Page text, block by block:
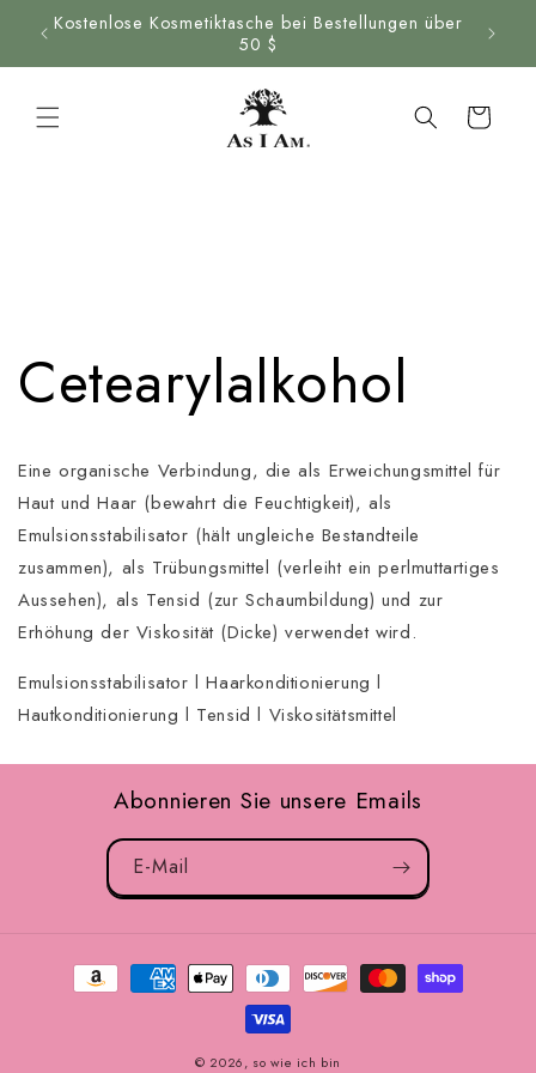
Inhalt
springen
Kostenlose Kosmetiktasche bei Bestellungen über
50 $
Wagen
Cetearylalkohol
Eine organische Verbindung, die als Erweichungsmittel für
Haut und Haar (bewahrt die Feuchtigkeit), als
Emulsionsstabilisator (hält ungleiche Bestandteile
zusammen), als Trübungsmittel (verleiht ein perlmuttartiges
Aussehen), als Tensid (zur Schaumbildung) und zur
Erhöhung der Viskosität (Dicke) verwendet wird.
Emulsionsstabilisator l Haarkonditionierung l
Hautkonditionierung l Tensid l Viskositätsmittel
Abonnieren Sie unsere Emails
E-Mail
Zahlungsmöglichkeiten
© 2026, so wie ich bin